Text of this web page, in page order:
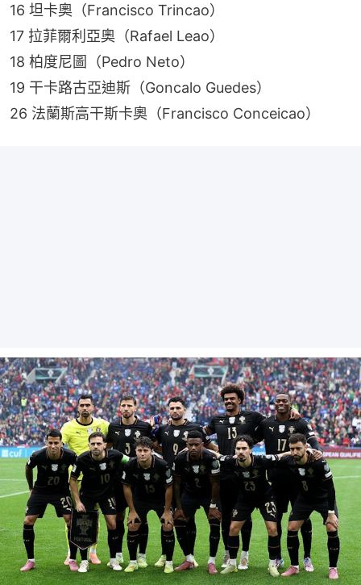
16 坦卡奧（Francisco Trincao）
17 拉菲爾利亞奧（Rafael Leao）
18 柏度尼圖（Pedro Neto）
19 干卡路古亞迪斯（Goncalo Guedes）
26 法蘭斯高干斯卡奧（Francisco Conceicao）